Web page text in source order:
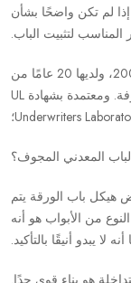
لم تكن واضحًا بشأن
لتثبيت الباب.
شركتنا، شنغهاي شونتشونغ، تأسست في عام 2003، ولديها 20 عامًا من
الخبرة في تصميم وتصدير الأبواب المعدنية المجوفة. ومعتمدة بشهادة UL
المعدني المجوف؟
هيكل باب الورقة يتم
من الأبواب هو أنه
يبدو أنيقًا بالتأكيد.
هو بناء قوي جدًا.